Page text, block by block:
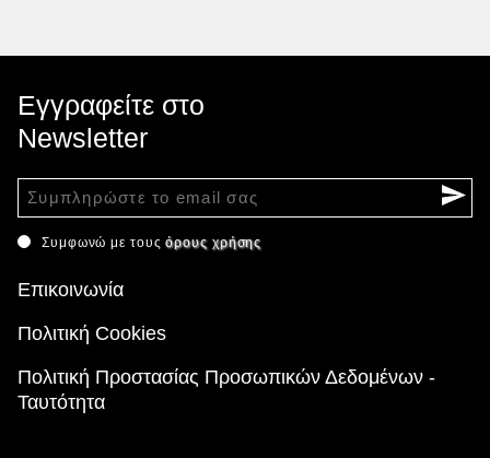
Εγγραφείτε στο
Newsletter
Συμφωνώ με τουςόρους χρήσης
Επικοινωνία
Πολιτική Cookies
Πολιτική Προστασίας Προσωπικών Δεδομένων -
Ταυτότητα